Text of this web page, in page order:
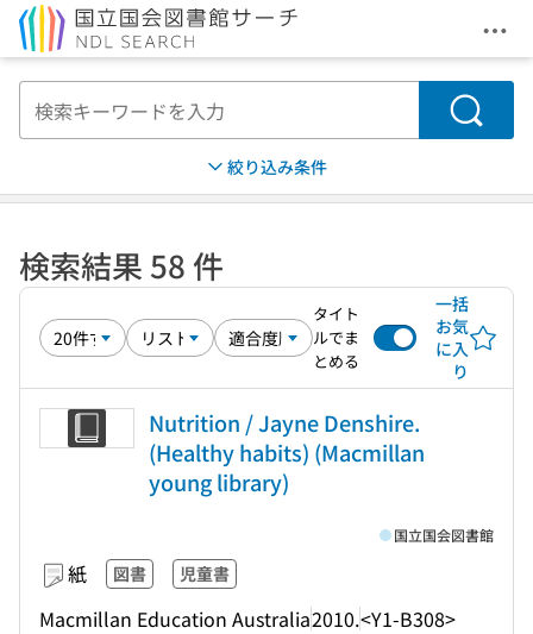
メ
検索
絞り込み条件
検索結果 58 件
タイト
ルでま
とめる
一括
お気
に入
り
Nutrition / Jayne Denshire.
(Healthy habits) (Macmillan
young library)
紙 図書 児童書
Macmillan Education Australia2010.<Y1-B308>
国立国会図書館